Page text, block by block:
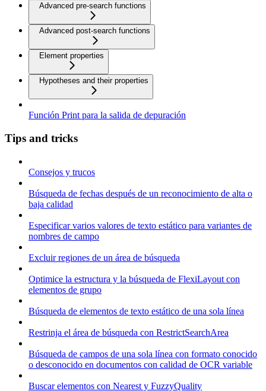
Advanced pre-search functions
Advanced post-search functions
Element properties
Hypotheses and their properties
Función Print para la salida de depuración
Tips and tricks
Consejos y trucos
Búsqueda de fechas después de un reconocimiento de alta o
baja calidad
Especificar varios valores de texto estático para variantes de
nombres de campo
Excluir regiones de un área de búsqueda
Optimice la estructura y la búsqueda de FlexiLayout con
elementos de grupo
Búsqueda de elementos de texto estático de una sola línea
Restrinja el área de búsqueda con RestrictSearchArea
Búsqueda de campos de una sola línea con formato conocido
o desconocido en documentos con calidad de OCR variable
Buscar elementos con Nearest y FuzzyQuality